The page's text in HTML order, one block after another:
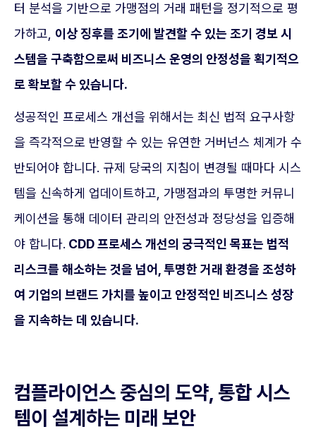
터 분석을 기반으로 가맹점의 거래 패턴을 정기적으로 평
가하고, 이상 징후를 조기에 발견할 수 있는 조기 경보 시
스템을 구축함으로써 비즈니스 운영의 안정성을 획기적으
로 확보할 수 있습니다.
성공적인 프로세스 개선을 위해서는 최신 법적 요구사항
을 즉각적으로 반영할 수 있는 유연한 거버넌스 체계가 수
반되어야 합니다. 규제 당국의 지침이 변경될 때마다 시스
템을 신속하게 업데이트하고, 가맹점과의 투명한 커뮤니
케이션을 통해 데이터 관리의 안전성과 정당성을 입증해
야 합니다. CDD 프로세스 개선의 궁극적인 목표는 법적
리스크를 해소하는 것을 넘어, 투명한 거래 환경을 조성하
여 기업의 브랜드 가치를 높이고 안정적인 비즈니스 성장
을 지속하는 데 있습니다.
컴플라이언스 중심의 도약, 통합 시스
템이 설계하는 미래 보안